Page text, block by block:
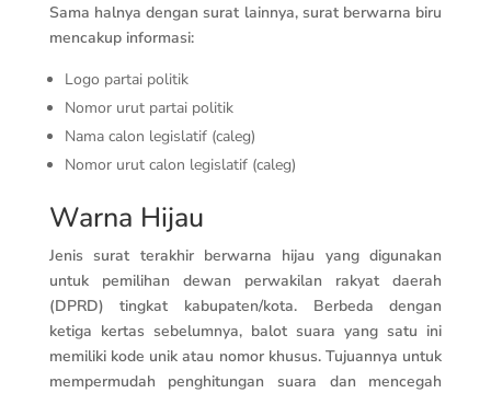
Sama halnya dengan surat lainnya, surat berwarna biru
mencakup informasi:
Logo partai politik
Nomor urut partai politik
Nama calon legislatif (caleg)
Nomor urut calon legislatif (caleg)
Warna Hijau
Jenis surat terakhir berwarna hijau yang digunakan
untuk pemilihan dewan perwakilan rakyat daerah
(DPRD) tingkat kabupaten/kota. Berbeda dengan
ketiga kertas sebelumnya, balot suara yang satu ini
memiliki kode unik atau nomor khusus. Tujuannya untuk
mempermudah penghitungan suara dan mencegah